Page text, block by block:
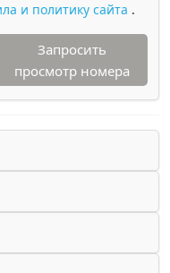
и политику сайта .
Запросить
просмотр номера